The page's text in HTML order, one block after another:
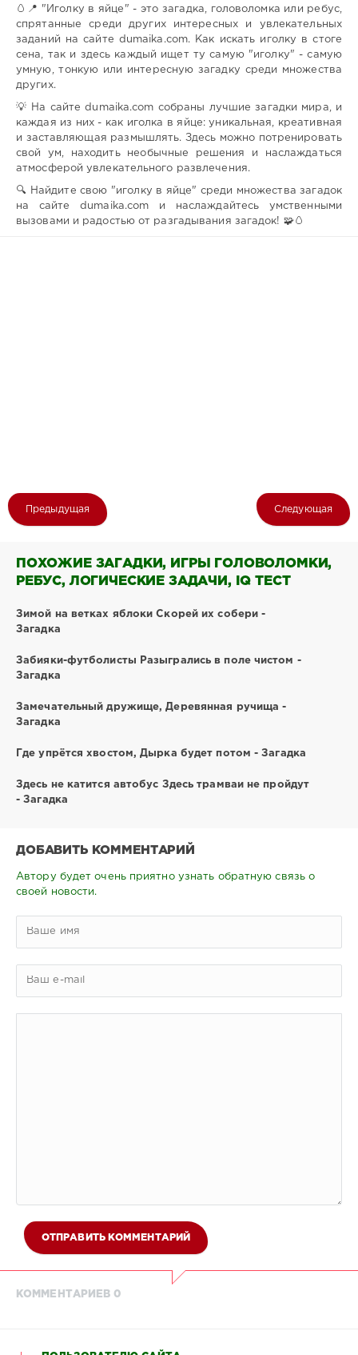
🥚📍 "Иголку в яйце" - это загадка, головоломка или ребус,
спрятанные среди других интересных и увлекательных
заданий на сайте dumaika.com. Как искать иголку в стоге
сена, так и здесь каждый ищет ту самую "иголку" - самую
умную, тонкую или интересную загадку среди множества
других.
💡 На сайте dumaika.com собраны лучшие загадки мира, и
каждая из них - как иголка в яйце: уникальная, креативная
и заставляющая размышлять. Здесь можно потренировать
свой ум, находить необычные решения и наслаждаться
атмосферой увлекательного развлечения.
🔍 Найдите свою "иголку в яйце" среди множества загадок
на сайте dumaika.com и наслаждайтесь умственными
вызовами и радостью от разгадывания загадок! 🧩🥚
Предыдущая Следующая
ПОХОЖИЕ ЗАГАДКИ, ИГРЫ ГОЛОВОЛОМКИ,
РЕБУС, ЛОГИЧЕСКИЕ ЗАДАЧИ, IQ ТЕСТ
Зимой на ветках яблоки Скорей их собери -
Загадка
Забияки-футболисты Разыгрались в поле чистом -
Загадка
Замечательный дружище, Деревянная ручища -
Загадка
Где упрётся хвостом, Дырка будет потом - Загадка
Здесь не катится автобус Здесь трамваи не пройдут
- Загадка
ДОБАВИТЬ КОММЕНТАРИЙ
Автору будет очень приятно узнать обратную связь о
своей новости.
ОТПРАВИТЬ КОММЕНТАРИЙ
КОММЕНТАРИЕВ 0